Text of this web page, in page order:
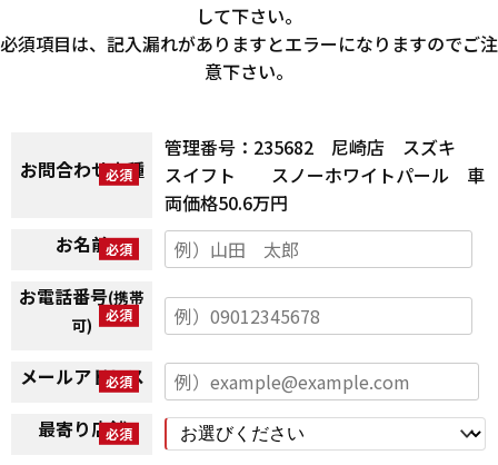
して下さい。
必須項目は、記入漏れがありますとエラーになりますのでご注
意下さい。
お問合わせ車種
管理番号：235682 尼崎店 スズキ
スイフト スノーホワイトパール 車
両価格50.6万円
お名前
お電話番号(携帯
可)
メールアドレス
最寄り店舗